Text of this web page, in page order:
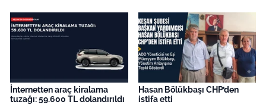
İnternetten araç kiralama
tuzağı: 59.600 TL dolandırıldı
Hasan Bölükbaşı CHP’den
istifa etti